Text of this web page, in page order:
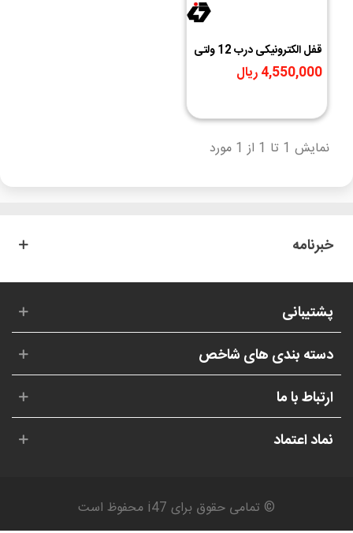
قفل الکترونیکی درب 12 ولتی
Solenoid Lock مدل
Push-Pull زبانه ای کوچک 4,550,000 ریال
نمایش 1 تا 1 از 1 مورد
خبرنامه
پشتیبانی
دسته بندی های شاخص
ارتباط با ما
نماد اعتماد
© تمامی حقوق برای i47 محفوظ است